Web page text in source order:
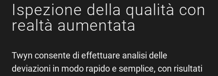
Ispezione della qualità con
realtà aumentata
Twyn consente di effettuare analisi delle
deviazioni in modo rapido e semplice, con risultati